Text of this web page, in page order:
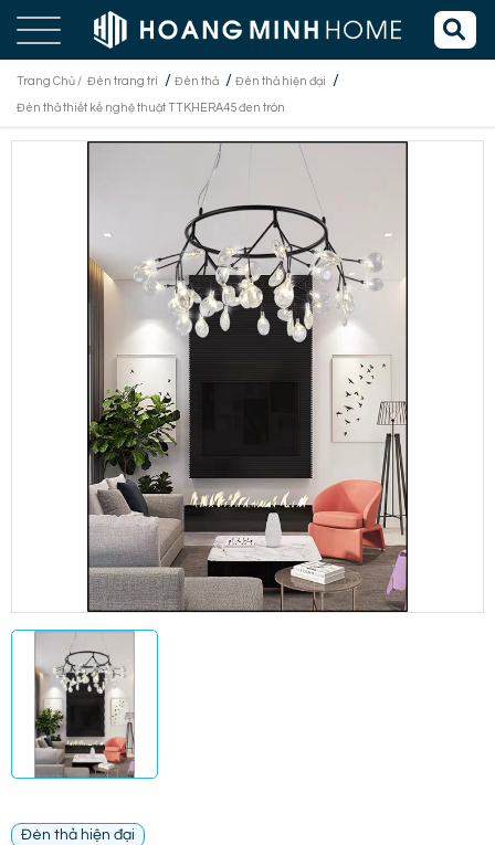
Trang Chủ / Đèn trang trí / Đèn thả / Đèn thả hiện đại /
Đèn thả thiết kế nghệ thuật TTKHERA45 đen tròn
Đèn thả hiện đại